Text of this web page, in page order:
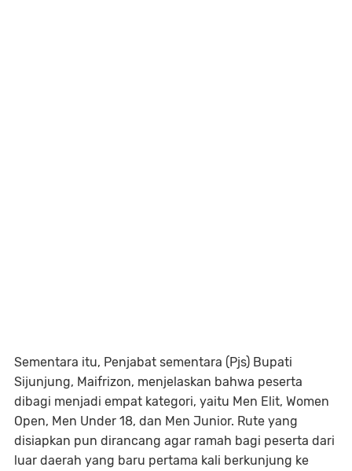
Sementara itu, Penjabat sementara (Pjs) Bupati
Sijunjung, Maifrizon, menjelaskan bahwa peserta
dibagi menjadi empat kategori, yaitu Men Elit, Women
Open, Men Under 18, dan Men Junior. Rute yang
disiapkan pun dirancang agar ramah bagi peserta dari
luar daerah yang baru pertama kali berkunjung ke